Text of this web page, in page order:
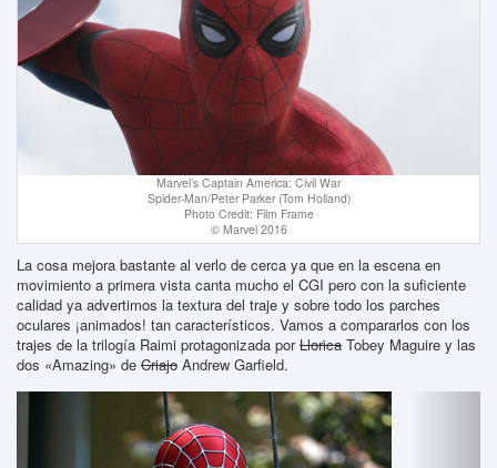
Marvel’s Captain America: Civil War
Spider-Man/Peter Parker (Tom Holland)
Photo Credit: Film Frame
© Marvel 2016
La cosa mejora bastante al verlo de cerca ya que en la escena en
movimiento a primera vista canta mucho el CGI pero con la suficiente
calidad ya advertimos la textura del traje y sobre todo los parches
oculares ¡animados! tan característicos. Vamos a compararlos con los
trajes de la trilogía Raimi protagonizada porLlorica Tobey Maguire y las
dos «Amazing» de Criajo Andrew Garfield.